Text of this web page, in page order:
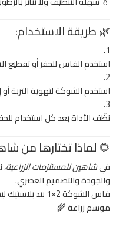
🌿طريقة الاستخدام:
استخدم الفاس للحفر أو تقطيع
استخدم الشوكة لتهوية التربة أو
نظّف الأداة بعد كل استخدام
🌻لماذا تختارها من
فيشاهين للمستلزمات الزراعية
والجودة والتصميم العصري.
فاس الشوكة 2×1 بيد بلاستيك ليس مجرد أداة، بل
موسم زراعة🌾